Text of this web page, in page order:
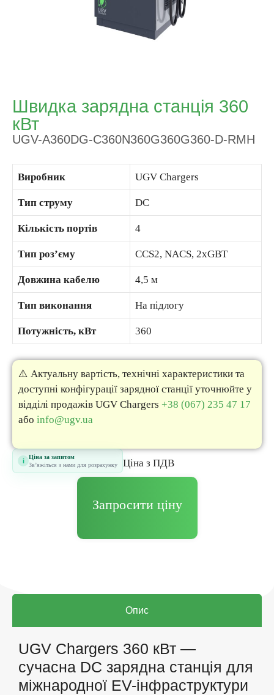
Швидка зарядна станція 360
кВт
UGV-A360DG-C360N360G360G360-D-RMH
Виробник UGV Chargers
Тип струму DC
Кількість портів 4
Тип роз’єму CCS2, NACS, 2хGBT
Довжина кабелю 4,5 м
Тип виконання На підлогу
Потужність, кВт 360
⚠️ Актуальну вартість, технічні характеристики та
доступні конфігурації зарядної станції уточнюйте у
відділі продажів UGV Chargers +38 (067) 235 47 17
або info@ugv.ua
i Ціна за запитом
Звʼяжіться з нами для розрахунку Цiна з ПДВ
Запросити ціну
Опис
UGV Chargers 360 кВт —
сучасна DC зарядна станція для
міжнародної EV-інфраструктури